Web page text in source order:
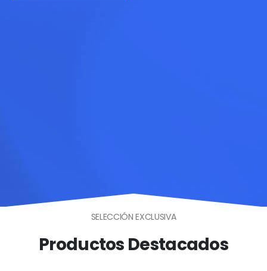
SELECCIÓN EXCLUSIVA
Productos Destacados